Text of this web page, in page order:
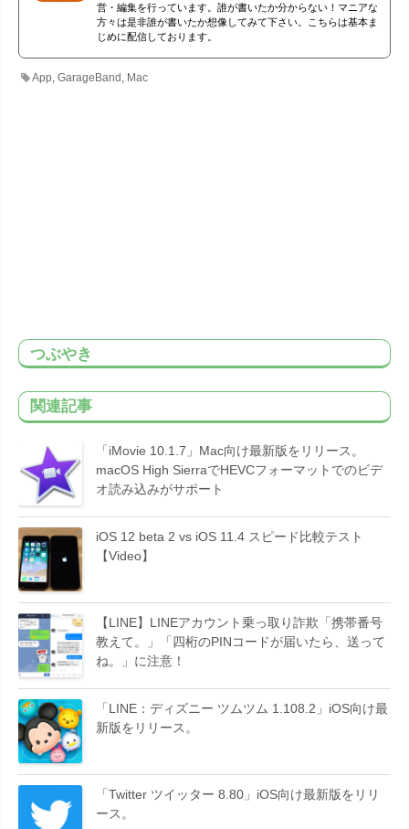
営・編集を行っています。誰が書いたか分からない！マニアな
方々は是非誰が書いたか想像してみて下さい。こちらは基本ま
じめに配信しております。
App,GarageBand , Mac
つぶやき
関連記事
「iMovie 10.1.7」Mac向け最新版をリリース。
macOS High SierraでHEVCフォーマットでのビデ
オ読み込みがサポート
iOS 12 beta 2 vs iOS 11.4 スピード比較テスト
【Video】
【LINE】LINEアカウント乗っ取り詐欺「携帯番号
教えて。」「四桁のPINコードが届いたら、送って
ね。」に注意！
「LINE：ディズニー ツムツム 1.108.2」iOS向け最
新版をリリース。
「Twitter ツイッター 8.80」iOS向け最新版をリリ
ース。